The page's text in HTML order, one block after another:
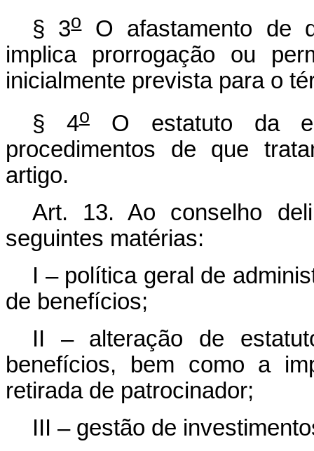
§ 3oO afastamento de
implica prorrogação ou
inicialmente prevista para o
§ 4oO estatuto da
procedimentos de que
artigo.
Art. 13. Ao conselho
seguintes matérias:
I – política geral de
de benefícios;
II – alteração de
benefícios, bem como a
retirada de patrocinador;
III – gestão de